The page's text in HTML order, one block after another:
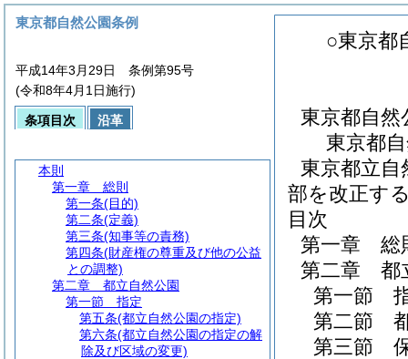
○東京都
東京都自
東京都
東京都立自
部を改正す
目次
第一章
総
第二章
都
第一節
第二節
第三節
東京都自然公園条例
平成14年3月29日 条例第95号
(令和8年4月1日施行)
条項目次 沿革
本則
第一章
総則
第一条(目的)
第二条(定義)
第三条(知事等の責務)
第四条(財産権の尊重及び他の公益
との調整)
第二章
都立自然公園
第一節
指定
第五条(都立自然公園の指定)
第六条(都立自然公園の指定の解
除及び区域の変更)